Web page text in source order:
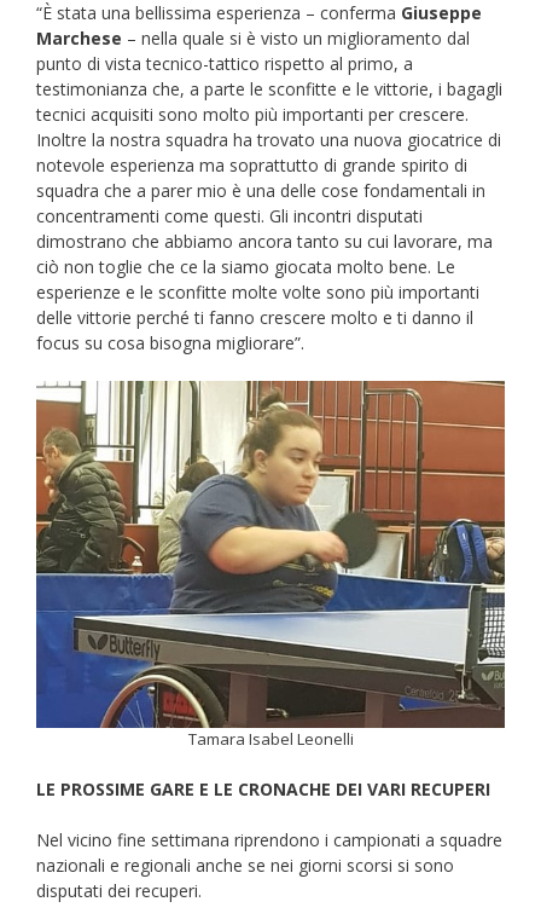
“È stata una bellissima esperienza – conferma Giuseppe
Marchese – nella quale si è visto un miglioramento dal
punto di vista tecnico-tattico rispetto al primo, a
testimonianza che, a parte le sconfitte e le vittorie, i bagagli
tecnici acquisiti sono molto più importanti per crescere.
Inoltre la nostra squadra ha trovato una nuova giocatrice di
notevole esperienza ma soprattutto di grande spirito di
squadra che a parer mio è una delle cose fondamentali in
concentramenti come questi. Gli incontri disputati
dimostrano che abbiamo ancora tanto su cui lavorare, ma
ciò non toglie che ce la siamo giocata molto bene. Le
esperienze e le sconfitte molte volte sono più importanti
delle vittorie perché ti fanno crescere molto e ti danno il
focus su cosa bisogna migliorare”.
Tamara Isabel Leonelli
LE PROSSIME GARE E LE CRONACHE DEI VARI RECUPERI
Nel vicino fine settimana riprendono i campionati a squadre
nazionali e regionali anche se nei giorni scorsi si sono
disputati dei recuperi.